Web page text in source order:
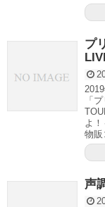
プ
「
よ
物販
声